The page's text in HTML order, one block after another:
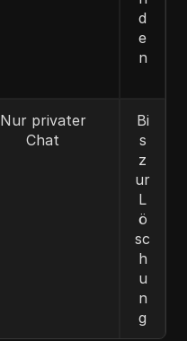
d
e
n
Nur privater
Chat
Bi
s
z
ur
L
ö
sc
h
u
n
g